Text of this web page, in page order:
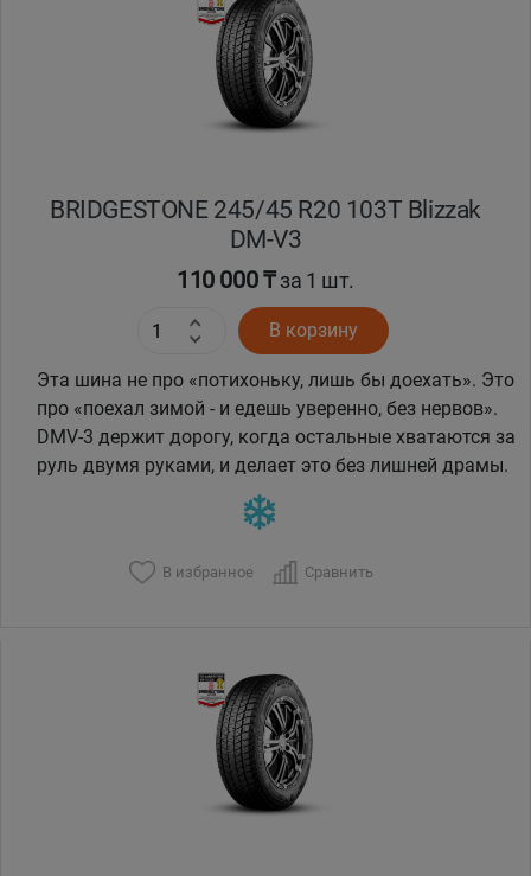
BRIDGESTONE 245/45 R20 103T Blizzak
DM-V3
110 000 ₸за 1 шт.
В корзину
Эта шина не про «потихоньку, лишь бы доехать». Это
про «поехал зимой - и едешь уверенно, без нервов».
DMV-3 держит дорогу, когда остальные хватаются за
руль двумя руками, и делает это без лишней драмы.
В избранное Сравнить